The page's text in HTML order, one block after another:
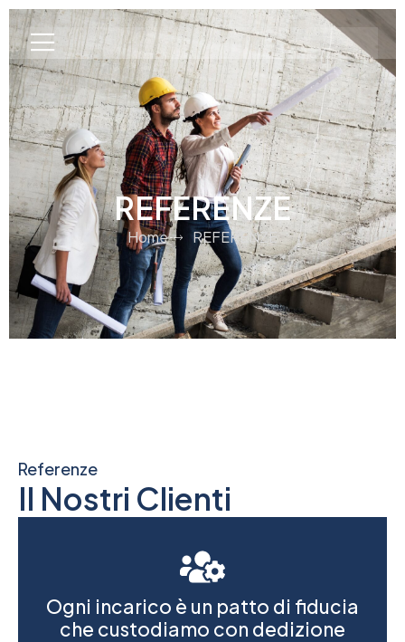
REFERENZE
Home REFERENZE
Referenze
Il Nostri Clienti
Ogni incarico è un patto di fiducia
che custodiamo con dedizione